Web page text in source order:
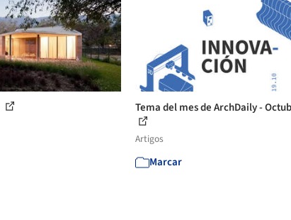
Tema del mes de ArchDaily -
Artigos
Marcar